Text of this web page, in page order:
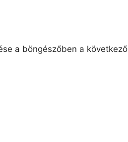
a böngészőben a következő